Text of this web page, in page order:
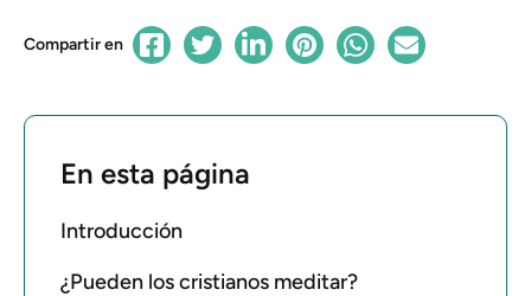
Compartir en
En esta página
Introducción
¿Pueden los cristianos meditar?